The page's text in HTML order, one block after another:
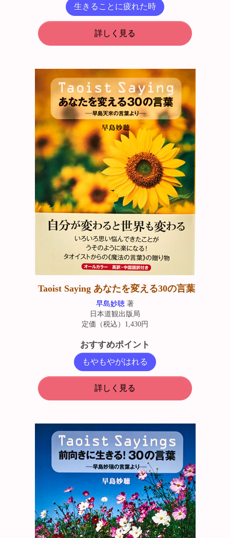
生きることに疲れた時
詳しく見る
Taoist Saying あなたを変える30の言葉
早島妙聴 著
日本道観出版局
定価（税込）1,430円
おすすめポイント
もやもやがはれる
詳しく見る